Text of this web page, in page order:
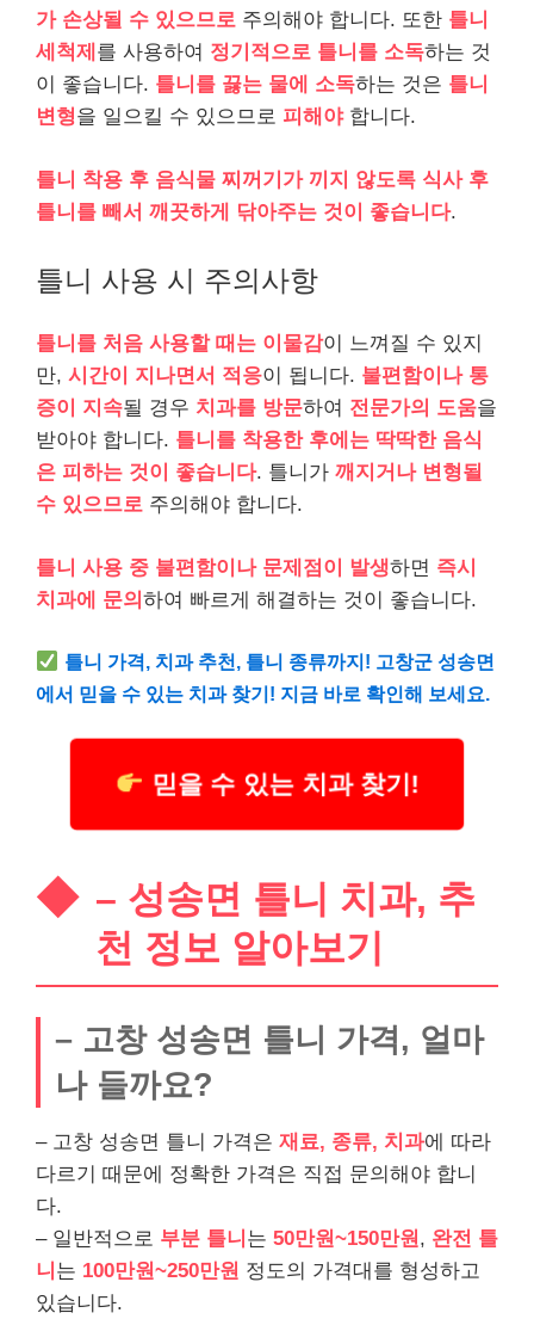
가 손상될 수 있으므로 주의해야 합니다. 또한 틀니
세척제 를 사용하여 정기적으로 틀니를 소독하는 것
이 좋습니다. 틀니를 끓는 물에 소독하는 것은 틀니
변형을 일으킬 수 있으므로 피해야합니다.
틀니 착용 후 음식물 찌꺼기가 끼지 않도록 식사 후
틀니를 빼서 깨끗하게 닦아주는 것이 좋습니다.
틀니 사용 시 주의사항
틀니를 처음 사용할 때는 이물감이 느껴질 수 있지
만, 시간이 지나면서 적응이 됩니다. 불편함이나 통
증이 지속될 경우 치과를 방문하여 전문가의 도움을
받아야 합니다. 틀니를 착용한 후에는 딱딱한 음식
은 피하는 것이 좋습니다. 틀니가 깨지거나 변형될
수 있으므로 주의해야 합니다.
틀니 사용 중 불편함이나 문제점이 발생하면 즉시
치과에 문의 하여 빠르게 해결하는 것이 좋습니다.
틀니 가격, 치과 추천, 틀니 종류까지! 고창군 성송면
에서 믿을 수 있는 치과 찾기! 지금 바로 확인해 보세요.
믿을 수 있는 치과 찾기!
– 성송면 틀니 치과, 추
천 정보 알아보기
– 고창 성송면 틀니 가격, 얼마
나 들까요?
– 고창 성송면 틀니 가격은 재료, 종류, 치과에 따라
다르기 때문에 정확한 가격은 직접 문의해야 합니
다.
– 일반적으로 부분 틀니 는 50만원~150만원 , 완전 틀
니 는 100만원~250만원 정도의 가격대를 형성하고
있습니다.